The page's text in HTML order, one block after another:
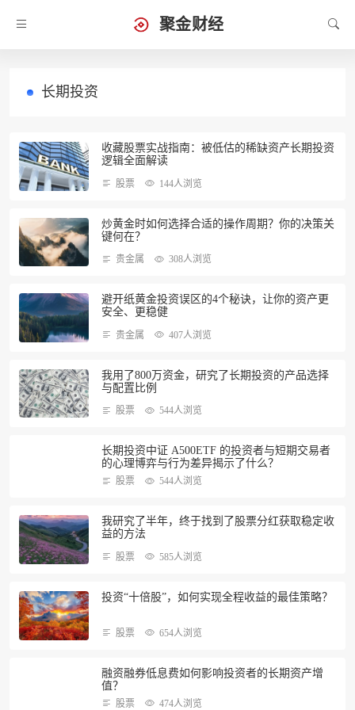
聚金财经
长期投资
收藏股票实战指南：被低估的稀缺资产长期投资
逻辑全面解读
股票 144人浏览
炒黄金时如何选择合适的操作周期？你的决策关
键何在？
贵金属 308人浏览
避开纸黄金投资误区的4个秘诀，让你的资产更
安全、更稳健
贵金属 407人浏览
我用了800万资金，研究了长期投资的产品选择
与配置比例
股票 544人浏览
长期投资中证 A500ETF 的投资者与短期交易者
的心理博弈与行为差异揭示了什么？
股票 544人浏览
我研究了半年，终于找到了股票分红获取稳定收
益的方法
股票 585人浏览
投资“十倍股”，如何实现全程收益的最佳策略？
股票 654人浏览
融资融券低息费如何影响投资者的长期资产增
值？
股票 474人浏览